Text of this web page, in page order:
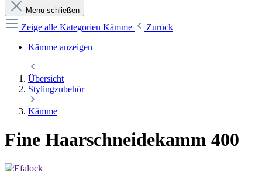
Menü schließen
Zeige alle Kategorien Kämme
Zurück
Kämme anzeigen
Übersicht
Stylingzubehör
Kämme
Fine Haarschneidekamm 400